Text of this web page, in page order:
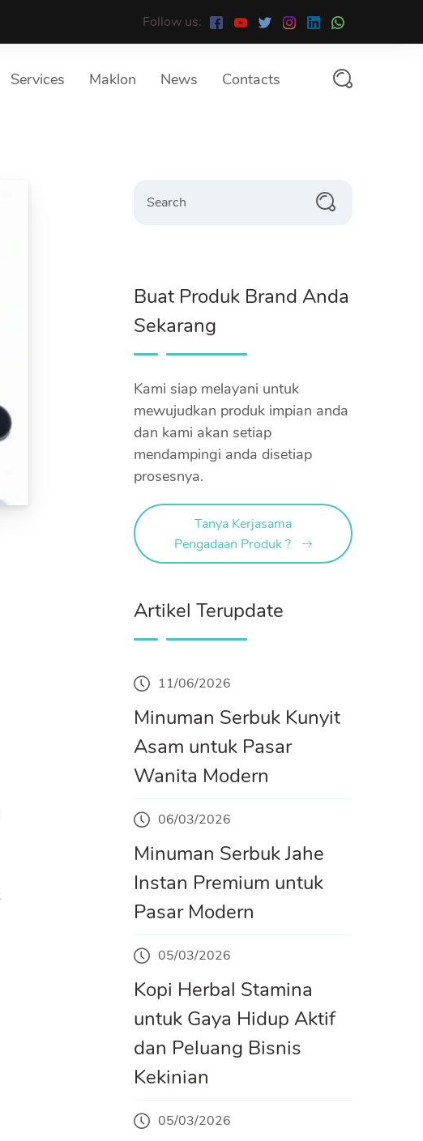
Follow us:
Services Maklon News Contacts
Buat Produk Brand Anda
Sekarang
Kami siap melayani untuk
mewujudkan produk impian anda
dan kami akan setiap
mendampingi anda disetiap
prosesnya.
Tanya Kerjasama
Pengadaan Produk ?
Artikel Terupdate
11/06/2026
Minuman Serbuk Kunyit
Asam untuk Pasar
Wanita Modern
06/03/2026
Minuman Serbuk Jahe
Instan Premium untuk
Pasar Modern
05/03/2026
Kopi Herbal Stamina
untuk Gaya Hidup Aktif
dan Peluang Bisnis
Kekinian
05/03/2026